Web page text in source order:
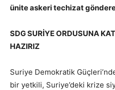
ünite askeri techizat
SDG SURİYE ORDUSUNA
HAZIRIZ
Suriye Demokratik
bir yetkili, Suriye’deki krize